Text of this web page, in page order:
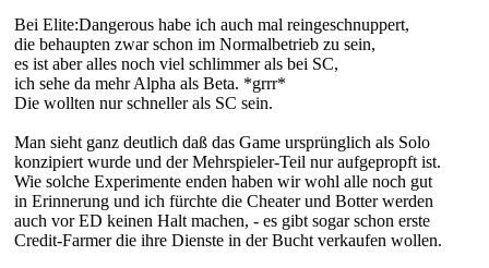
Bei Elite:Dangerous habe ich auch mal reingeschnuppert,
die behaupten zwar schon im Normalbetrieb zu sein,
es ist aber alles noch viel schlimmer als bei SC,
ich sehe da mehr Alpha als Beta. *grrr*
Die wollten nur schneller als SC sein.
Man sieht ganz deutlich daß das Game ursprünglich als Solo
konzipiert wurde und der Mehrspieler-Teil nur aufgepropft ist.
Wie solche Experimente enden haben wir wohl alle noch gut
in Erinnerung und ich fürchte die Cheater und Botter werden
auch vor ED keinen Halt machen, - es gibt sogar schon erste
Credit-Farmer die ihre Dienste in der Bucht verkaufen wollen.